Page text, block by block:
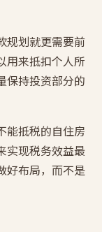
规划就更需要前
用来抵扣个人所
保持投资部分的
能抵税的自住房
实现税务效益最
好布局，而不是